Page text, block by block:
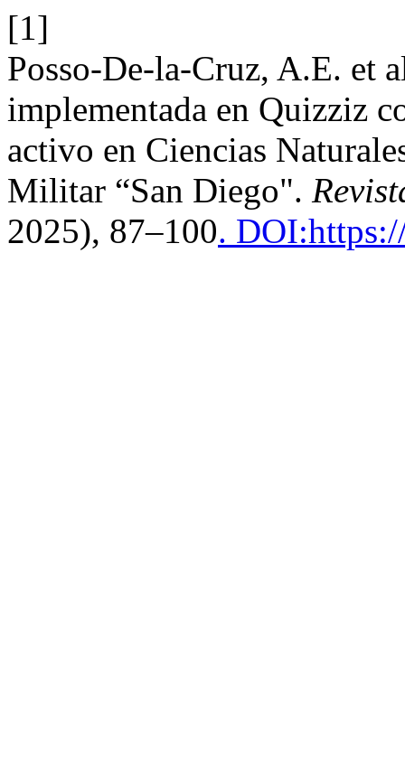
[1]
Posso-De-la-Cruz, A.E. et
implementada en Quizziz
activo en Ciencias
Militar “San Diego".
2025), 87–100.